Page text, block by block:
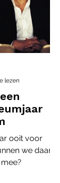
ooit voor
we daar
lezen